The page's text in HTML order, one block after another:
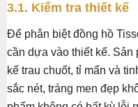
3.1. Kiểm tra thiết kế
Để phân biệt đồng hồ
cần dựa vào thiết kế.
kế trau chuốt, tỉ mẩn và
sắc nét, tráng men đẹp